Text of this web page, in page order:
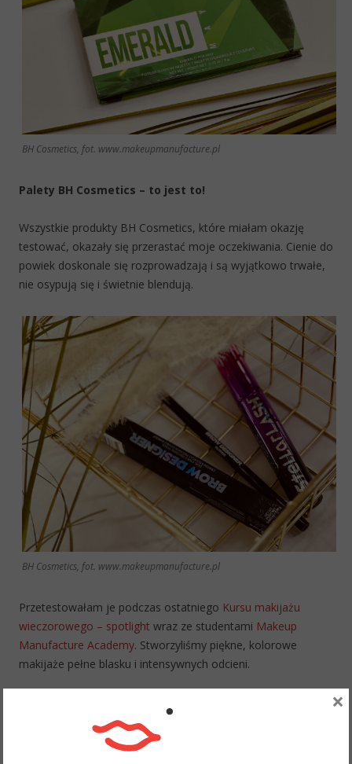
BH Cosmetics, fot. www.makeupmanufacture.pl
Palety BH Cosmetics – to jest to!
Wszystkie produkty BH Cosmetics, które miałam okazję
testować, okazały się przerastać moje oczekiwania. Cienie do
powiek doskonale się rozprowadzają i są wyjątkowo trwałe,
nie osypują się i świetnie blendują.
BH Cosmetics, fot. www.makeupmanufacture.pl
Przetestowałam je podczas ostatniego Kursu makijażu
wieczorowego – spotlight wraz ze studentami Makeup
Manufacture Academy. Stworzyliśmy piękne, kolorowe
makijaże pełne blasku i intensywnych odcieni.
×